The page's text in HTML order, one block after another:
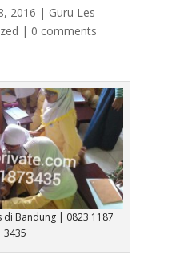
2016 | Guru Les
| 0 comments
di Bandung | 0823 1187
3435